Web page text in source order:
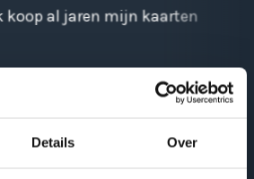
Details Over
koop al jaren mijn kaarten